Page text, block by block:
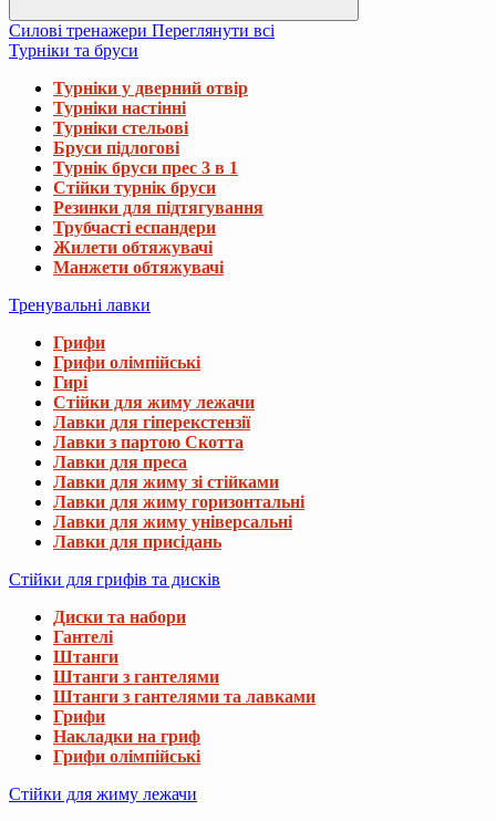
Силові тренажери Переглянути всі
Турніки та бруси
Турніки у дверний отвір
Турніки настінні
Турніки стельові
Бруси підлогові
Турнік бруси прес 3 в 1
Стійки турнік бруси
Резинки для підтягування
Трубчасті еспандери
Жилети обтяжувачі
Манжети обтяжувачі
Тренувальні лавки
Грифи
Грифи олімпійські
Гирі
Стійки для жиму лежачи
Лавки для гіперекстензії
Лавки з партою Скотта
Лавки для преса
Лавки для жиму зі стійками
Лавки для жиму горизонтальні
Лавки для жиму універсальні
Лавки для присідань
Стійки для грифів та дисків
Диски та набори
Гантелі
Штанги
Штанги з гантелями
Штанги з гантелями та лавками
Грифи
Накладки на гриф
Грифи олімпійські
Стійки для жиму лежачи